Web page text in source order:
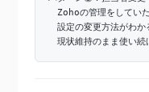
Zohoの管理をしてい
設定の変更方法がわか
現状維持のまま使い続